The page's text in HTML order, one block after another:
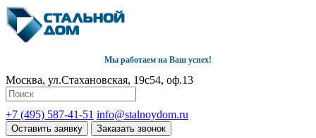
Мы работаем на Ваш успех!
Москва, ул.Стахановская, 19с54, оф.13
+7 (495) 587-41-51 info@stalnoydom.ru
Оставить заявку Заказать звонок